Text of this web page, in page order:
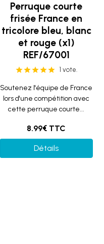
Perruque courte
frisée France en
tricolore bleu, blanc
et rouge (x1)
REF/67001
1 vote.
Soutenez l'équipe de France
lors d'une compétition avec
cette perruque courte...
8.99€ TTC
Détails